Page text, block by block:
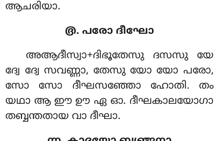
ആചരിയാ.
൫. പരോ ദീഘോ
അആദീസ്വാ+ദിഭൂതേസു ദസസു യേ
ദ്വേ ദ്വേ സവണ്ണാ, തേസു യോ യോ പരോ,
സോ സോ ദീഘസഞ്ഞോ ഹോതി. തം
യഥാ ആ ഈ ഊ ഏ ഓ. ദീഘകാലയോഗാ
തബ്ബന്തതായ വാ ദീഘാ.